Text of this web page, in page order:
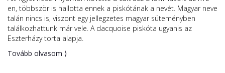
en, többször is hallotta ennek a piskótának a nevét. Magyar neve
talán nincs is, viszont egy jellegzetes magyar süteményben
találkozhattunk már vele. A dacquoise piskóta ugyanis az
Eszterházy torta alapja.
Tovább olvasom ⟩